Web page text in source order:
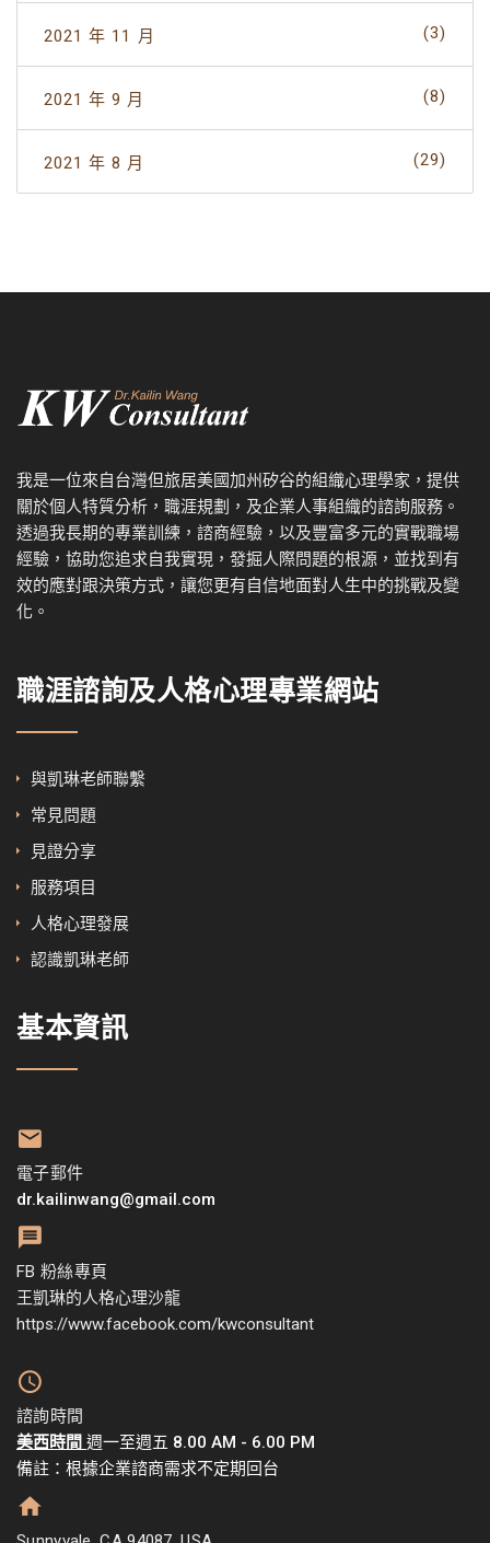
2021 年 11 月 (3)
2021 年 9 月 (8)
2021 年 8 月 (29)
我是一位來自台灣但旅居美國加州矽谷的組織心理學家，提供
關於個人特質分析，職涯規劃，及企業人事組織的諮詢服務。
透過我長期的專業訓練，諮商經驗，以及豐富多元的實戰職場
經驗，協助您追求自我實現，發掘人際問題的根源，並找到有
效的應對跟決策方式，讓您更有自信地面對人生中的挑戰及變
化。
職涯諮詢及人格心理專業網站
與凱琳老師聯繫
常見問題
見證分享
服務項目
人格心理發展
認識凱琳老師
基本資訊
電子郵件
dr.kailinwang@gmail.com
FB 粉絲專頁
王凱琳的人格心理沙龍
https://www.facebook.com/kwconsultant
諮詢時間
美西時間 週一至週五 8.00 AM - 6.00 PM
備註：根據企業諮商需求不定期回台